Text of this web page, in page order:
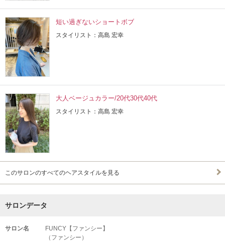
短い過ぎないショートボブ
スタイリスト：高島 宏幸
大人ベージュカラー/20代30代40代
スタイリスト：高島 宏幸
このサロンのすべてのヘアスタイルを見る
サロンデータ
サロン名
FUNCY【ファンシー】
（ファンシー）